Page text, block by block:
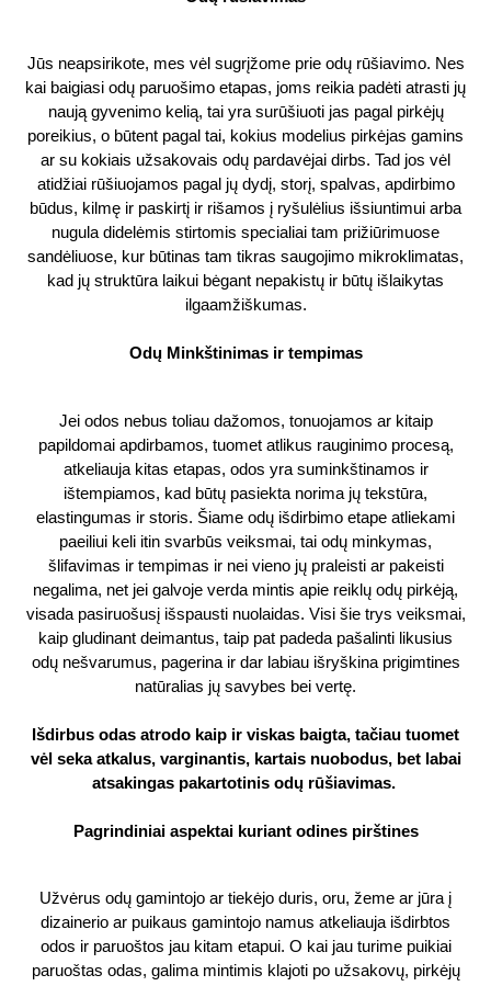
Jūs neapsirikote, mes vėl sugrįžome prie odų rūšiavimo. Nes
kai baigiasi odų paruošimo etapas, joms reikia padėti atrasti jų
naują gyvenimo kelią, tai yra surūšiuoti jas pagal pirkėjų
poreikius, o būtent pagal tai, kokius modelius pirkėjas gamins
ar su kokiais užsakovais odų pardavėjai dirbs. Tad jos vėl
atidžiai rūšiuojamos pagal jų dydį, storį, spalvas, apdirbimo
būdus, kilmę ir paskirtį ir rišamos į ryšulėlius išsiuntimui arba
nugula didelėmis stirtomis specialiai tam prižiūrimuose
sandėliuose, kur būtinas tam tikras saugojimo mikroklimatas,
kad jų struktūra laikui bėgant nepakistų ir būtų išlaikytas
ilgaamžiškumas.
Odų Minkštinimas ir tempimas
Jei odos nebus toliau dažomos, tonuojamos ar kitaip
papildomai apdirbamos, tuomet atlikus rauginimo procesą,
atkeliauja kitas etapas, odos yra suminkštinamos ir
ištempiamos, kad būtų pasiekta norima jų tekstūra,
elastingumas ir storis. Šiame odų išdirbimo etape atliekami
paeiliui keli itin svarbūs veiksmai, tai odų minkymas,
šlifavimas ir tempimas ir nei vieno jų praleisti ar pakeisti
negalima, net jei galvoje verda mintis apie reiklų odų pirkėją,
visada pasiruošusį išspausti nuolaidas. Visi šie trys veiksmai,
kaip gludinant deimantus, taip pat padeda pašalinti likusius
odų nešvarumus, pagerina ir dar labiau išryškina prigimtines
natūralias jų savybes bei vertę.
Išdirbus odas atrodo kaip ir viskas baigta, tačiau tuomet
vėl seka atkalus, varginantis, kartais nuobodus, bet labai
atsakingas pakartotinis odų rūšiavimas.
Pagrindiniai aspektai kuriant odines pirštines
Užvėrus odų gamintojo ar tiekėjo duris, oru, žeme ar jūra į
dizainerio ar puikaus gamintojo namus atkeliauja išdirbtos
odos ir paruoštos jau kitam etapui. O kai jau turime puikiai
paruoštas odas, galima mintimis klajoti po užsakovų, pirkėjų